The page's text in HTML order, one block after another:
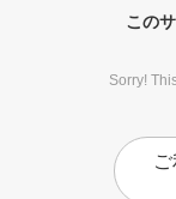
この
Sorry!